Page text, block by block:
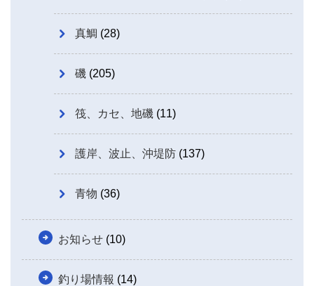
真鯛 (28)
磯 (205)
筏、カセ、地磯 (11)
護岸、波止、沖堤防 (137)
青物 (36)
お知らせ (10)
釣り場情報 (14)